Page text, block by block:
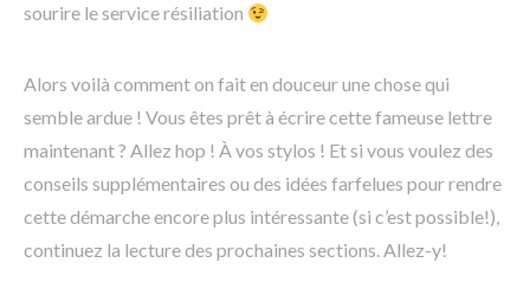
sourire le service résiliation
Alors voilà comment on fait en douceur une chose qui
semble ardue ! Vous êtes prêt à écrire cette fameuse lettre
maintenant ? Allez hop ! À vos stylos ! Et si vous voulez des
conseils supplémentaires ou des idées farfelues pour rendre
cette démarche encore plus intéressante (si c’est possible!),
continuez la lecture des prochaines sections. Allez-y!